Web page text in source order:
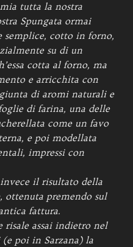
tutta la nostra
Spungata ormai
semplice, cotto in forno,
su di un
cotta al forno, ma
e arricchita con
di aromi naturali e
di farina, una delle
come un favo
e poi modellata
impressi con
il risultato della
ottenuta premendo sul
fattura.
risale assai indietro nel
poi in Sarzana) la